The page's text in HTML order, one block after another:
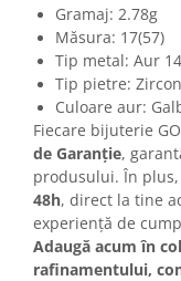
Gramaj: 2.78g​
Măsura: 17(57)​
Tip metal: Aur
Tip pietre:
Culoare aur:
Fiecare bijuterie
de Garanție,
produsului. În
48h, direct la tine
experiență de
Adaugă acum în
rafinamentului,